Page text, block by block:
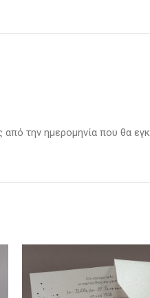
την ημερομηνία που θα